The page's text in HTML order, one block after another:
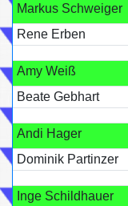
Markus Schweiger
Rene Erben
Amy Weiß
Beate Gebhart
Andi Hager
Dominik Partinzer
Inge Schildhauer